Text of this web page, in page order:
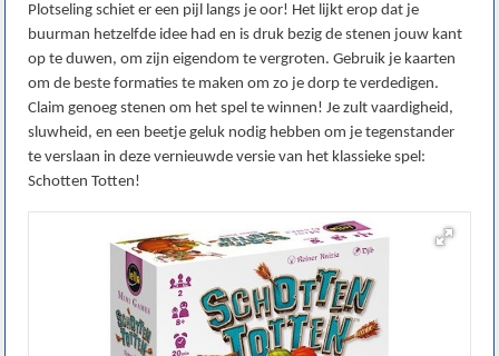
Plotseling schiet er een pijl langs je oor! Het lijkt erop dat je
buurman hetzelfde idee had en is druk bezig de stenen jouw kant
op te duwen, om zijn eigendom te vergroten. Gebruik je kaarten
om de beste formaties te maken om zo je dorp te verdedigen.
Claim genoeg stenen om het spel te winnen! Je zult vaardigheid,
sluwheid, en een beetje geluk nodig hebben om je tegenstander
te verslaan in deze vernieuwde versie van het klassieke spel:
Schotten Totten!